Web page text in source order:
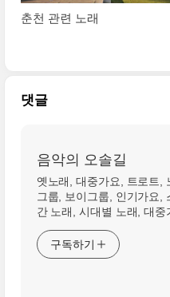
춘천 관련 노래
댓글
음악의 오솔길
옛노래, 대중가요, 트로트,
그룹, 보이그룹, 인기가요,
간 노래, 시대별 노래, 대중
구독하기